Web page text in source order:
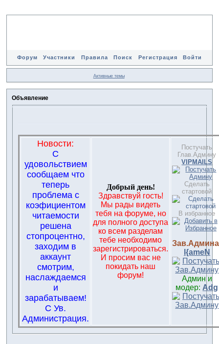
Форум Участники Правила Поиск Регистрация Войти
Активные темы
Объявление
Новости:
С
удовольствием
сообщаем что
теперь
проблема с
коэфициентом
читаемости
решена
стопроцентно,
заходим в
аккаунт
смотрим,
наслаждаемся
и
зарабатываем!
С Ув.
Администрация.
Добрый день!
Здравствуй гость!
Мы рады видеть
тебя на форуме, но
для полного доступа
ко всем разделам
тебе необходимо
зарегистрироваться.
И просим вас не
покидать наш
форум!
Постучать
Глав.Админу
VIPMAILS
Сделать
стартовой
В избранное
l{ameN
Админ и
модер: Adg